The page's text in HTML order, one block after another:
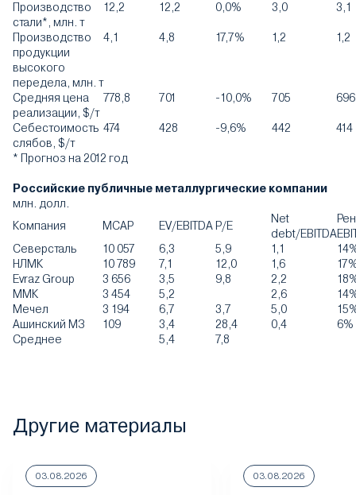
Производство
стали*, млн. т
12,2 12,2 0,0% 3,0 3,1
Производство
продукции
высокого
передела, млн. т
4,1 4,8 17,7% 1,2 1,2
Средняя цена
реализации, $/т
778,8 701 -10,0% 705 696
Себестоимость
слябов, $/т
474 428 -9,6% 442 414
* Прогноз на 2012 год
Российские публичные металлургические компании
млн. долл.
Компания
MCAP EV/EBITDA P/E
Net
debt/EBITDA
Северсталь
10 057 6,3 5,9 1,1
НЛМК
10 789 7,1 12,0 1,6
Evraz Group
3 656 3,5 9,8 2,2
ММК
3 454 5,2 2,6
Мечел
3 194 6,7 3,7 5,0
Ашинский МЗ
109 3,4 28,4 0,4
6%
Среднее
5,4 7,8
Другие материалы
03.08.2026 03.08.2026